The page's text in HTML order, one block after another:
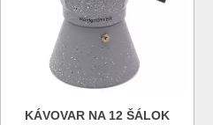
KÁVOVAR NA 12 ŠÁLOK